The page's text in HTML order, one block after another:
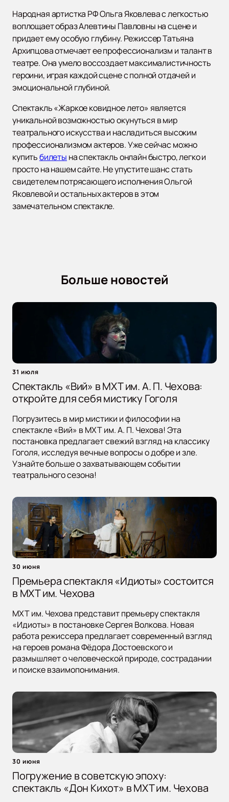
Народная артистка РФ Ольга Яковлева с легкостью
воплощает образ Алевтины Павловны на сцене и
придает ему особую глубину. Режиссер Татьяна
Архипцова отмечает ее профессионализм и талант в
театре. Она умело воссоздает максималистичность
героини, играя каждой сцене с полной отдачей и
эмоциональной глубиной.
Спектакль «Жаркое ковидное лето» является
уникальной возможностью окунуться в мир
театрального искусства и насладиться высоким
профессионализмом актеров. Уже сейчас можно
купитьбилеты на спектакль онлайн быстро, легко и
просто на нашем сайте. Не упустите шанс стать
свидетелем потрясающего исполнения Ольгой
Яковлевой и остальных актеров в этом
замечательном спектакле.
Больше новостей
31 июля
Спектакль «Вий» в МХТ им. А. П. Чехова:
откройте для себя мистику Гоголя
Погрузитесь в мир мистики и философии на
спектакле «Вий» в МХТ им. А. П. Чехова! Эта
постановка предлагает свежий взгляд на классику
Гоголя, исследуя вечные вопросы о добре и зле.
Узнайте больше о захватывающем событии
театрального сезона!
30 июня
Премьера спектакля «Идиоты» состоится
в МХТ им. Чехова
МХТ им. Чехова представит премьеру спектакля
«Идиоты» в постановке Сергея Волкова. Новая
работа режиссера предлагает современный взгляд
на героев романа Фёдора Достоевского и
размышляет о человеческой природе, сострадании
и поиске взаимопонимания.
30 июня
Погружение в советскую эпоху:
спектакль «Дон Кихот» в МХТ им. Чехова